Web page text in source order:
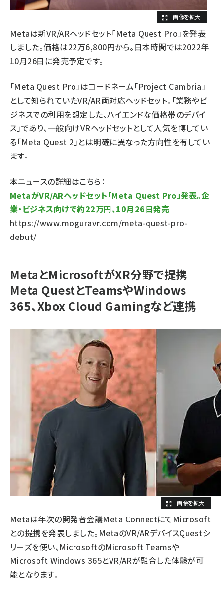
Metaは新VR/ARヘッドセット「Meta Quest Pro」を発表
しました。価格は22万6,800円から。日本時間では2022年
10月26日に発売予定です。
「Meta Quest Pro」はコードネーム「Project Cambria」
として知られていたVR/AR両対応ヘッドセット。「業務やビ
ジネスでの利用を想定した、ハイエンドな価格帯のデバイ
ス」であり、一般向けVRヘッドセットとして人気を博してい
る「Meta Quest 2」とは明確に異なった方向性を有してい
ます。
本ニュースの詳細はこちら：
MetaがVR/ARヘッドセット「Meta Quest Pro」発表。企
業・ビジネス向けで約22万円、10月26日発売
https://www.moguravr.com/meta-quest-pro-
debut/
MetaとMicrosoftがXR分野で提携
Meta QuestとTeamsやWindows
365、Xbox Cloud Gamingなど連携
Metaは年次の開発者会議Meta ConnectにてMicrosoft
との提携を発表しました。MetaのVR/ARデバイスQuestシ
リーズを使い、MicrosoftのMicrosoft Teamsや
Microsoft Windows 365とVR/ARが融合した体験が可
能となります。